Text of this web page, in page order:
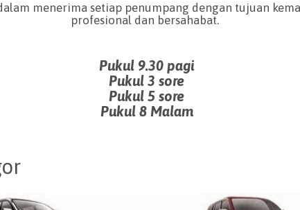
menerima setiap penumpang dengan tujuan
profesional dan bersahabat.
Pukul 9.30 pagi
Pukul 3 sore
Pukul 5 sore
Pukul 8 Malam